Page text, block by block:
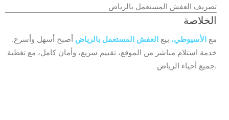
تصريف العفش المستعمل بالرياض
الخلاصة
مع الأسيوطي، بيع العفش المستعمل بالرياض أصبح أسهل وأسرع.
خدمة استلام مباشر من الموقع، تقييم سريع، وأمان كامل، مع تغطية
جميع أحياء الرياض.